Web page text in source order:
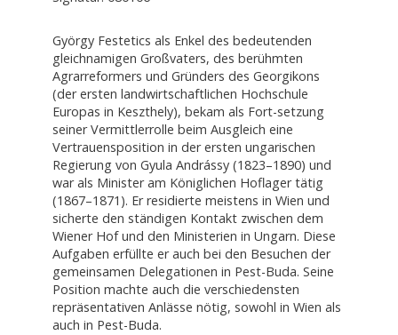
György Festetics als Enkel des bedeutenden
gleichnamigen Großvaters, des berühmten
Agrarreformers und Gründers des Georgikons
(der ersten landwirtschaftlichen Hochschule
Europas in Keszthely), bekam als Fort-setzung
seiner Vermittlerrolle beim Ausgleich eine
Vertrauensposition in der ersten ungarischen
Regierung von Gyula Andrássy (1823–1890) und
war als Minister am Königlichen Hoflager tätig
(1867–1871). Er residierte meistens in Wien und
sicherte den ständigen Kontakt zwischen dem
Wiener Hof und den Ministerien in Ungarn. Diese
Aufgaben erfüllte er auch bei den Besuchen der
gemeinsamen Delegationen in Pest-Buda. Seine
Position machte auch die verschiedensten
repräsentativen Anlässe nötig, sowohl in Wien als
auch in Pest-Buda.